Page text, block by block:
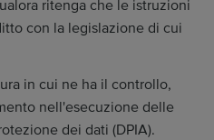
ritenga che le istruzioni
con la legislazione di cui
in cui ne ha il controllo,
nell'esecuzione delle
dei dati (DPIA).